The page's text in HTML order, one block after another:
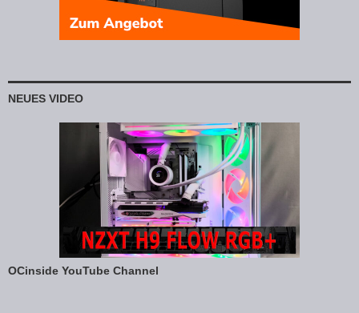
NEUES VIDEO
OCinside YouTube Channel